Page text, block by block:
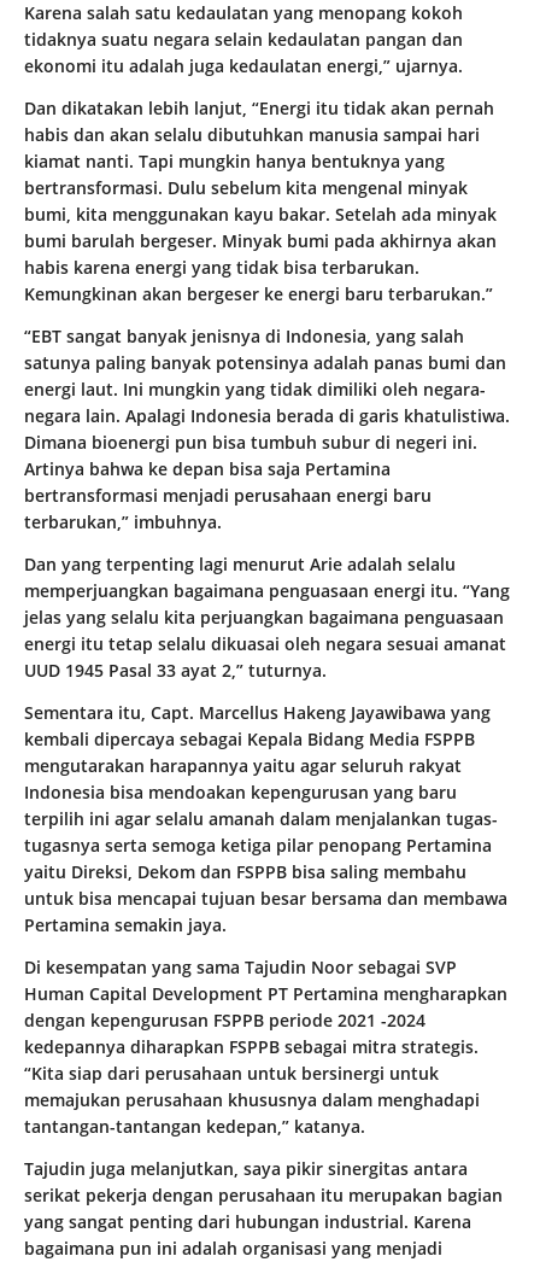
Karena salah satu kedaulatan yang menopang kokoh
tidaknya suatu negara selain kedaulatan pangan dan
ekonomi itu adalah juga kedaulatan energi,” ujarnya.
Dan dikatakan lebih lanjut, “Energi itu tidak akan pernah
habis dan akan selalu dibutuhkan manusia sampai hari
kiamat nanti. Tapi mungkin hanya bentuknya yang
bertransformasi. Dulu sebelum kita mengenal minyak
bumi, kita menggunakan kayu bakar. Setelah ada minyak
bumi barulah bergeser. Minyak bumi pada akhirnya akan
habis karena energi yang tidak bisa terbarukan.
Kemungkinan akan bergeser ke energi baru terbarukan.”
“EBT sangat banyak jenisnya di Indonesia, yang salah
satunya paling banyak potensinya adalah panas bumi dan
energi laut. Ini mungkin yang tidak dimiliki oleh negara-
negara lain. Apalagi Indonesia berada di garis khatulistiwa.
Dimana bioenergi pun bisa tumbuh subur di negeri ini.
Artinya bahwa ke depan bisa saja Pertamina
bertransformasi menjadi perusahaan energi baru
terbarukan,” imbuhnya.
Dan yang terpenting lagi menurut Arie adalah selalu
memperjuangkan bagaimana penguasaan energi itu. “Yang
jelas yang selalu kita perjuangkan bagaimana penguasaan
energi itu tetap selalu dikuasai oleh negara sesuai amanat
UUD 1945 Pasal 33 ayat 2,” tuturnya.
Sementara itu, Capt. Marcellus Hakeng Jayawibawa yang
kembali dipercaya sebagai Kepala Bidang Media FSPPB
mengutarakan harapannya yaitu agar seluruh rakyat
Indonesia bisa mendoakan kepengurusan yang baru
terpilih ini agar selalu amanah dalam menjalankan tugas-
tugasnya serta semoga ketiga pilar penopang Pertamina
yaitu Direksi, Dekom dan FSPPB bisa saling membahu
untuk bisa mencapai tujuan besar bersama dan membawa
Pertamina semakin jaya.
Di kesempatan yang sama Tajudin Noor sebagai SVP
Human Capital Development PT Pertamina mengharapkan
dengan kepengurusan FSPPB periode 2021 -2024
kedepannya diharapkan FSPPB sebagai mitra strategis.
“Kita siap dari perusahaan untuk bersinergi untuk
memajukan perusahaan khususnya dalam menghadapi
tantangan-tantangan kedepan,” katanya.
Tajudin juga melanjutkan, saya pikir sinergitas antara
serikat pekerja dengan perusahaan itu merupakan bagian
yang sangat penting dari hubungan industrial. Karena
bagaimana pun ini adalah organisasi yang menjadi